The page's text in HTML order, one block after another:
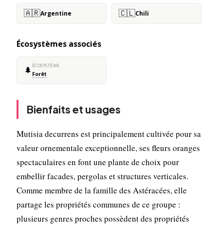
🇦🇷Argentine 🇨🇱Chili
Écosystèmes associés
🌲 ÉCOSYSTÈME
Forêt
Bienfaits et usages
Mutisia decurrens est principalement cultivée pour sa
valeur ornementale exceptionnelle, ses fleurs oranges
spectaculaires en font une plante de choix pour
embellir facades, pergolas et structures verticales.
Comme membre de la famille des Astéracées, elle
partage les propriétés communes de ce groupe :
plusieurs genres proches possèdent des propriétés